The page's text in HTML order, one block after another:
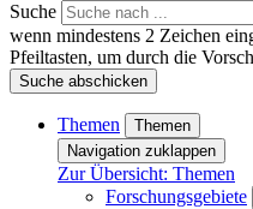
Suche
wenn mindestens 2 Zeichen
Pfeiltasten, um durch die
Suche abschicken
Themen
Themen
Navigation zuklappen
Zur Übersicht: Themen
Forschungsgebiete